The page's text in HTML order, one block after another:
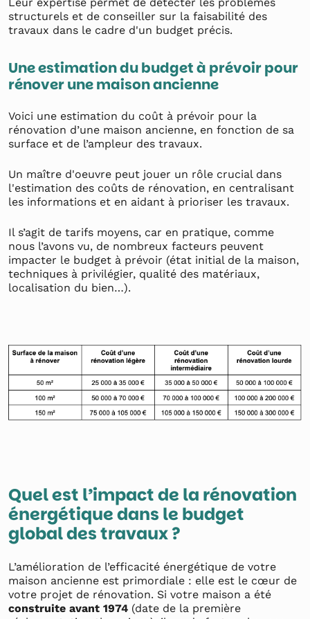
structurels et de conseiller sur la faisabilité des
travaux dans le cadre d'un budget précis.
Une estimation du budget à prévoir pour
rénover une maison ancienne
Voici une estimation du coût à prévoir pour la
rénovation d’une maison ancienne, en fonction de sa
surface et de l’ampleur des travaux.
Un maître d'oeuvre peut jouer un rôle crucial dans
l'estimation des coûts de rénovation, en centralisant
les informations et en aidant à prioriser les travaux.
Il s’agit de tarifs moyens, car en pratique, comme
nous l’avons vu, de nombreux facteurs peuvent
impacter le budget à prévoir (état initial de la maison,
techniques à privilégier, qualité des matériaux,
localisation du bien…).
Quel est l’impact de la rénovation
énergétique dans le budget
global des travaux ?
L’amélioration de l’efficacité énergétique de votre
maison ancienne est primordiale : elle est le cœur de
votre projet de rénovation. Si votre maison a été
construite avant 1974 (date de la première